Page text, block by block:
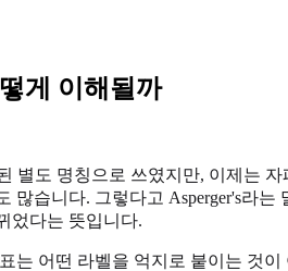
게 이해될까
별도 명칭으로 쓰였지만, 이제는
습니다. 그렇다고 Asperger's라
었다는 뜻입니다.
어떤 라벨을 억지로 붙이는 것